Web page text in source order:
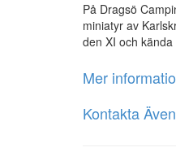
På Dragsö
miniatyr av
den XI och
Mer
Kontakta